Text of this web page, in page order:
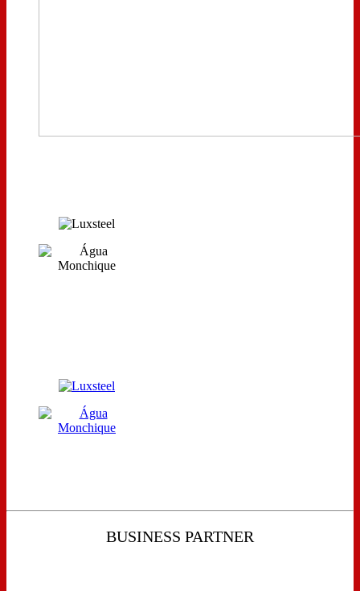
BUSINESS PARTNER